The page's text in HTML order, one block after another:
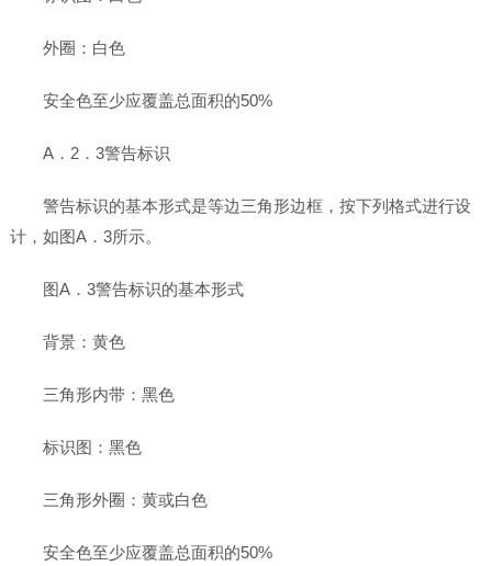
外圈：白色
安全色至少应覆盖总面积的50%
A．2．3警告标识
警告标识的基本形式是等边三角形边框，按下列格式进行设
计，如图A．3所示。
图A．3警告标识的基本形式
背景：黄色
三角形内带：黑色
标识图：黑色
三角形外圈：黄或白色
安全色至少应覆盖总面积的50%